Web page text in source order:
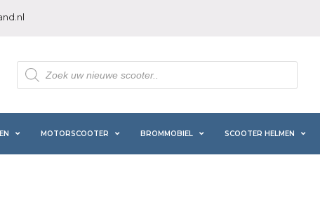
Producten
zoeken
MOTORSCOOTER BROMMOBIEL SCOOTER HELMEN